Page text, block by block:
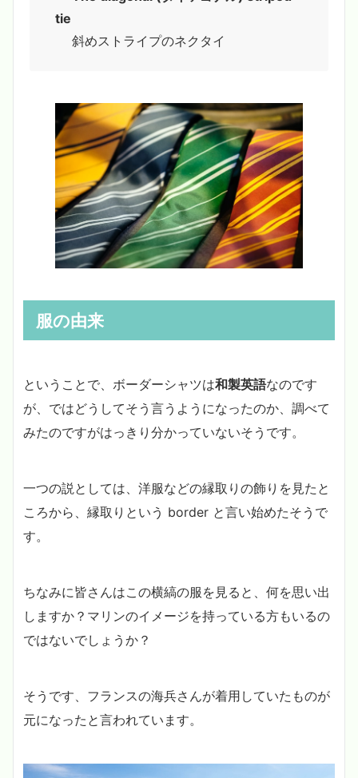
tie
斜めストライプのネクタイ
服の由来
ということで、ボーダーシャツは和製英語なのです
が、ではどうしてそう言うようになったのか、調べて
みたのですがはっきり分かっていないそうです。
一つの説としては、洋服などの縁取りの飾りを見たと
ころから、縁取りという border と言い始めたそうで
す。
ちなみに皆さんはこの横縞の服を見ると、何を思い出
しますか？マリンのイメージを持っている方もいるの
ではないでしょうか？
そうです、フランスの海兵さんが着用していたものが
元になったと言われています。